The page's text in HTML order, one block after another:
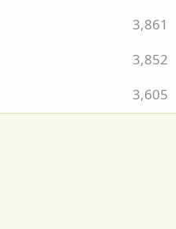
3,861
3,852
3,605